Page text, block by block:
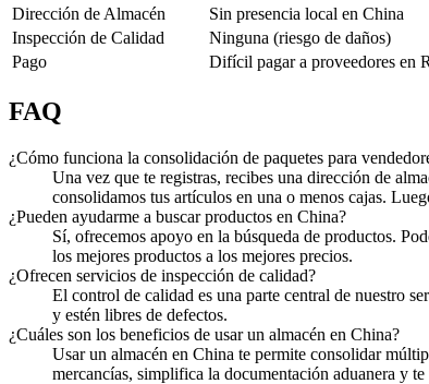
Dirección de Almacén
Sin presencia local en China
Inspección de Calidad
Ninguna (riesgo de daños)
Pago
Difícil pagar a proveedores en
FAQ
¿Cómo funciona la consolidación de paquetes para
Una vez que te registras, recibes una dirección de
consolidamos tus artículos en una o menos cajas.
¿Pueden ayudarme a buscar productos en China?
Sí, ofrecemos apoyo en la búsqueda de productos.
los mejores productos a los mejores precios.
¿Ofrecen servicios de inspección de calidad?
El control de calidad es una parte central de nuestro
y estén libres de defectos.
¿Cuáles son los beneficios de usar un almacén en China?
Usar un almacén en China te permite consolidar
mercancías, simplifica la documentación aduanera y